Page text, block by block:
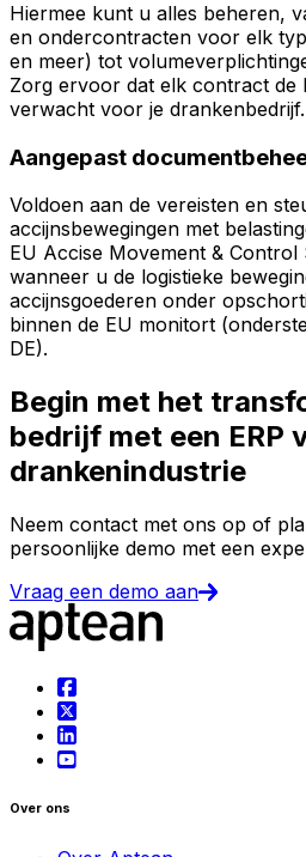
Hiermee kunt u alles beheren,
en ondercontracten voor elk
en meer) tot
Zorg ervoor dat elk contract de
verwacht voor je drankenbedrijf.
Aangepast
Voldoen aan de vereisten en
accijnsbewegingen met
EU Accise Movement & Control
wanneer u de logistieke
accijnsgoederen onder
binnen de EU monitort
DE).
Begin met het
bedrijf met een ERP
drankenindustrie
Neem contact met ons op of
persoonlijke demo met een
Vraag een demo aan
Over ons